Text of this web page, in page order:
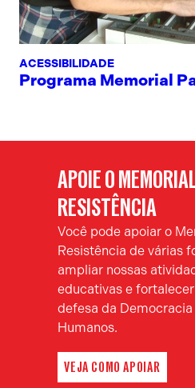
ACESSIBILIDADE
Programa Memorial
APOIE O
RESISTÊNCIA
Você pode apoiar o
Resistência de várias
ampliar nossas
educativas e
defesa da
Humanos.
VEJA COMO APOIAR